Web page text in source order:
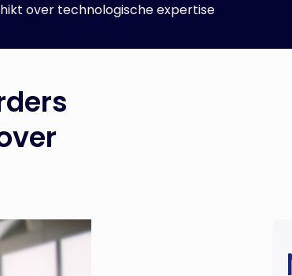
over technologische expertise